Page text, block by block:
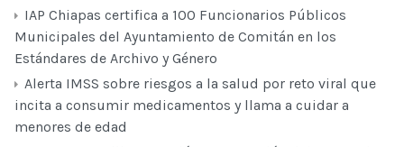
IAP Chiapas certifica a 100 Funcionarios Públicos
Municipales del Ayuntamiento de Comitán en los
Estándares de Archivo y Género
Alerta IMSS sobre riesgos a la salud por reto viral que
incita a consumir medicamentos y llama a cuidar a
menores de edad